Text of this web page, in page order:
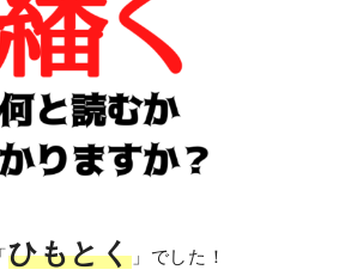
ひもとく」でした！